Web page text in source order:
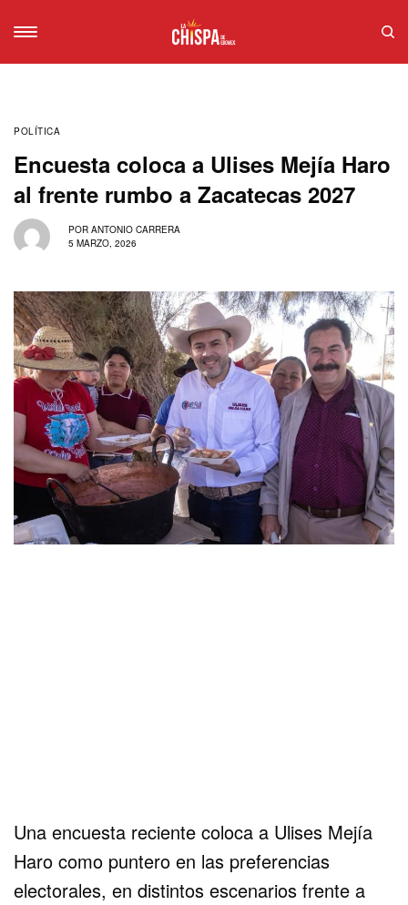
POLÍTICA
Encuesta coloca a Ulises Mejía Haro
al frente rumbo a Zacatecas 2027
POR ANTONIO CARRERA
5 MARZO, 2026
Una encuesta reciente coloca a Ulises Mejía
Haro como puntero en las preferencias
electorales, en distintos escenarios frente a